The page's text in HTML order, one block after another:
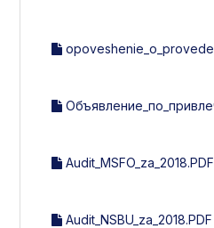
Audit_MSFO_za_2018.PDF
Audit_NSBU_za_2018.PDF